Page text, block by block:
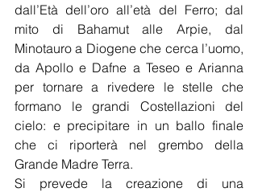
dall’Età dell’oro all’età del Ferro; dal
mito di Bahamut alle Arpie, dal
Minotauro a Diogene che cerca l’uomo,
da Apollo e Dafne a Teseo e Arianna
per tornare a rivedere le stelle che
formano le grandi Costellazioni del
cielo: e precipitare in un ballo finale
che ci riporterà nel grembo della
Grande Madre Terra.
Si prevede la creazione di una